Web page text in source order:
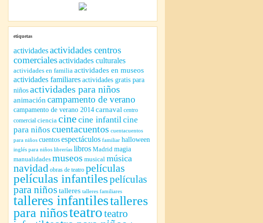
etiquetas
actividadesactividades centros
comercialesactividades culturales
actividades en familia actividades en museos
actividades familiaresactividades gratis para
niñosactividades para niños
animación campamento de verano
campamento de verano 2014carnaval centro
comercial ciencia cine cine infantilcine
para niños cuentacuentos cuentacuentos
para niños cuentosespectáculos familiar halloween
inglés para niños librerías libros Madrid magia
manualidades museos musical música
navidad obras de teatro películas
películas infantilespelículas
para niñostalleres talleres familiares
talleres infantilestalleres
para niñosteatroteatro